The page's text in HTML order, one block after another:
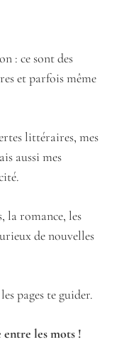
: ce sont des
et parfois même
littéraires, mes
aussi mes
la romance, les
de nouvelles
pages te guider.
les mots !